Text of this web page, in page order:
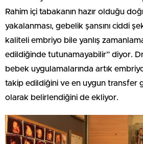
Rahim içi tabakanın hazır olduğu
yakalanması, gebelik şansını ciddi
kaliteli embriyo bile yanlış
edildiğinde tutunamayabilir” diyor.
bebek uygulamalarında artık
takip edildiğini ve en uygun transfer
olarak belirlendiğini de ekliyor.